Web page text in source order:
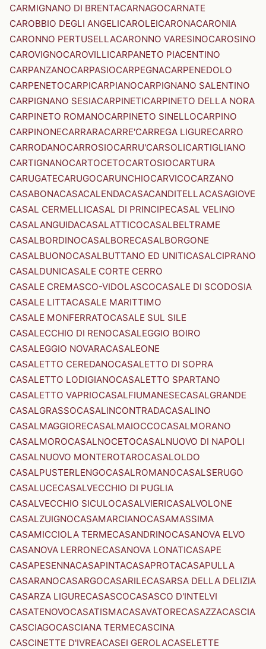
CARMIGNANO DI BRENTACARNAGOCARNATE
CAROBBIO DEGLI ANGELICAROLEICARONACARONIA
CARONNO PERTUSELLACARONNO VARESINOCAROSINO
CAROVIGNOCAROVILLICARPANETO PIACENTINO
CARPANZANOCARPASIOCARPEGNACARPENEDOLO
CARPENETOCARPICARPIANOCARPIGNANO SALENTINO
CARPIGNANO SESIACARPINETICARPINETO DELLA NORA
CARPINETO ROMANOCARPINETO SINELLOCARPINO
CARPINONECARRARACARRE'CARREGA LIGURECARRO
CARRODANOCARROSIOCARRU'CARSOLICARTIGLIANO
CARTIGNANOCARTOCETOCARTOSIOCARTURA
CARUGATECARUGOCARUNCHIOCARVICOCARZANO
CASABONACASACALENDACASACANDITELLACASAGIOVE
CASAL CERMELLICASAL DI PRINCIPECASAL VELINO
CASALANGUIDACASALATTICOCASALBELTRAME
CASALBORDINOCASALBORECASALBORGONE
CASALBUONOCASALBUTTANO ED UNITICASALCIPRANO
CASALDUNICASALE CORTE CERRO
CASALE CREMASCO-VIDOLASCOCASALE DI SCODOSIA
CASALE LITTACASALE MARITTIMO
CASALE MONFERRATOCASALE SUL SILE
CASALECCHIO DI RENOCASALEGGIO BOIRO
CASALEGGIO NOVARACASALEONE
CASALETTO CEREDANOCASALETTO DI SOPRA
CASALETTO LODIGIANOCASALETTO SPARTANO
CASALETTO VAPRIOCASALFIUMANESECASALGRANDE
CASALGRASSOCASALINCONTRADACASALINO
CASALMAGGIORECASALMAIOCCOCASALMORANO
CASALMOROCASALNOCETOCASALNUOVO DI NAPOLI
CASALNUOVO MONTEROTAROCASALOLDO
CASALPUSTERLENGOCASALROMANOCASALSERUGO
CASALUCECASALVECCHIO DI PUGLIA
CASALVECCHIO SICULOCASALVIERICASALVOLONE
CASALZUIGNOCASAMARCIANOCASAMASSIMA
CASAMICCIOLA TERMECASANDRINOCASANOVA ELVO
CASANOVA LERRONECASANOVA LONATICASAPE
CASAPESENNACASAPINTACASAPROTACASAPULLA
CASARANOCASARGOCASARILECASARSA DELLA DELIZIA
CASARZA LIGURECASASCOCASASCO D'INTELVI
CASATENOVOCASATISMACASAVATORECASAZZACASCIA
CASCIAGOCASCIANA TERMECASCINA
CASCINETTE D'IVREACASEI GEROLACASELETTE